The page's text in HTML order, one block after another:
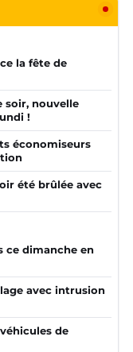
la fête de
soir, nouvelle
!
économiseurs
été brûlée avec
ce dimanche en
avec intrusion
de